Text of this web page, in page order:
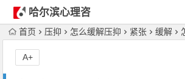
哈尔滨心理咨
询首页 压抑 怎么缓解压抑 紧张 缓解
A+